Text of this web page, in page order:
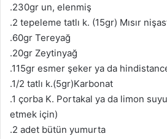
.230gr un, elenmiş
.2 tepeleme tatlı k. (15gr) Mısır
.60gr Tereyağ
.20gr Zeytinyağ
.115gr esmer şeker ya da
.1/2 tatlı k.(5gr)Karbonat
.1 çorba K. Portakal ya da limon
etmek için)
.2 adet bütün yumurta